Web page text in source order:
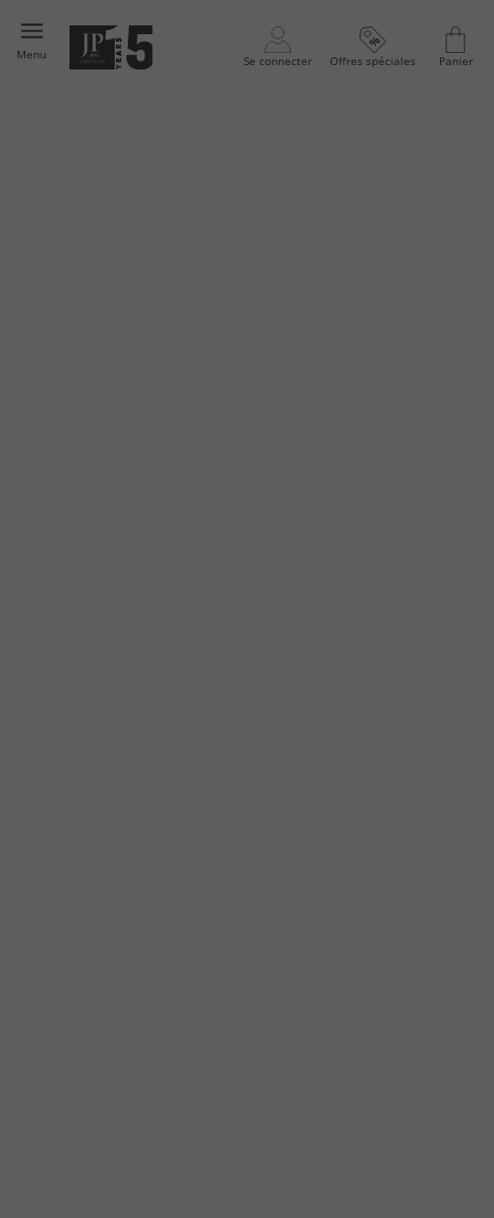
Menu Se connecter Offres spéciales Panier